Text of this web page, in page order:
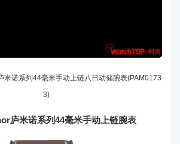
米诺系列44毫米手动上链八日动储腕表(PAM0173
3)
庐米诺系列44毫米手动上链腕表